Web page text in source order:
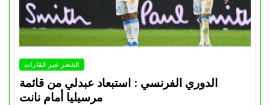
الخضر عبر القارات
الدوري الفرنسي : استبعاد عبدلي من قائمة
مرسيليا أمام نانت